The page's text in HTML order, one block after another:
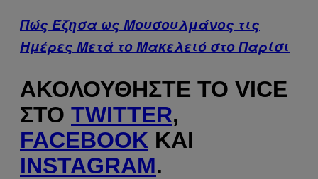
Πώς Έζησα ως Μουσουλμάνος τις
Ημέρες Μετά το Μακελειό στο Παρίσι
ΑΚΟΛΟΥΘΉΣΤΕ ΤΟ VICE
ΣΤΟ TWITTER,
FACEBOOK ΚΑΙ
INSTAGRAM.